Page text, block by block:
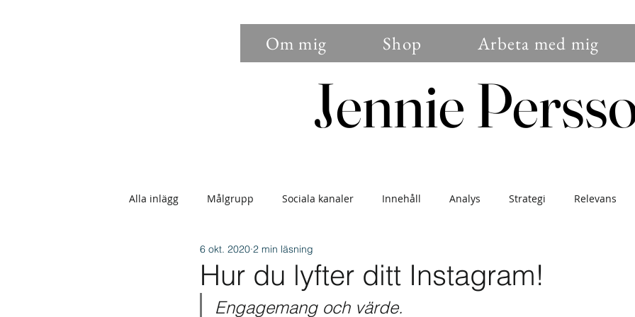
Om mig Shop Arbeta med mig
Jennie
Jennie
Alla inlägg Målgrupp Sociala kanaler Innehåll Analys Strategi Relevans
Sökbarhet Bilder Annonser
Epostmarknadsföring Engagemang Instagram
Hur du lyfter ditt Instagram!
6 okt. 2020 2 min läsning
Engagemang och värde.